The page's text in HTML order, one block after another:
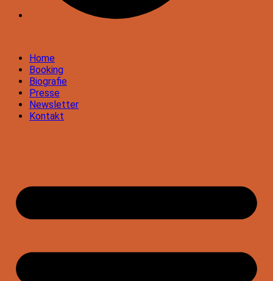
Home
Booking
Biografie
Presse
Newsletter
Kontakt